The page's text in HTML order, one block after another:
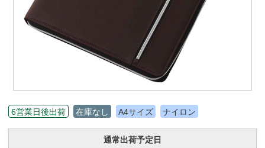
6営業日後出荷 在庫なし A4サイズ ナイロン
通常出荷予定日